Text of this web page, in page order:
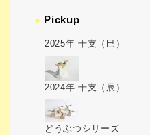
● Pickup
2025年 干支（巳）
2024年 干支（辰）
どうぶつシリーズ